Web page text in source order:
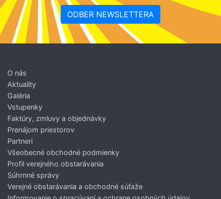
ODBER NEWSLETTERA
O nás
Aktuality
Galéria
Vstupenky
Faktúry, zmluvy a objednávky
Prenájom priestorov
Partneri
Všeobecné obchodné podmienky
Profil verejného obstarávania
Súhrnné správy
Verejné obstarávania a obchodné súťaže